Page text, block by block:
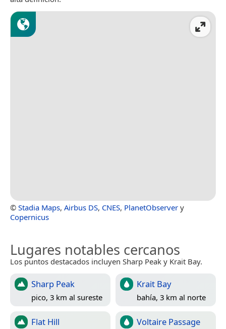
© Stadia Maps, Airbus DS, CNES, PlanetObserver y
Copernicus
Lugares notables cercanos
Los puntos destacados incluyen Sharp Peak y Krait Bay.
Sharp Peak
pico, 3 km al sureste
Krait Bay
bahía, 3 km al norte
Flat Hill Voltaire Passage